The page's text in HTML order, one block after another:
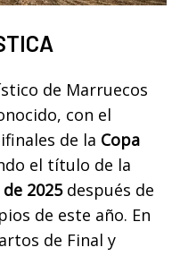
de Marruecos
con el
de la Copa
el título de la
2025después de
de este año. En
de Final y